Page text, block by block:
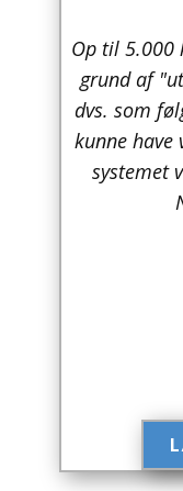
Børn /
Engelsk
Erhverv
Op til
grund af
dvs. som
kunne have
systemet